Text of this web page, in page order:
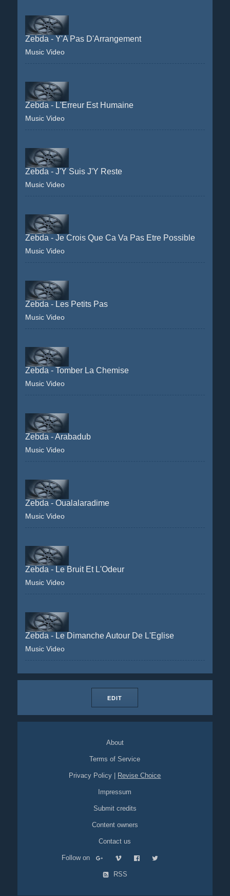
Zebda - Y'A Pas D'Arrangement
Music Video
Zebda - L'Erreur Est Humaine
Music Video
Zebda - J'Y Suis J'Y Reste
Music Video
Zebda - Je Crois Que Ca Va Pas Etre Possible
Music Video
Zebda - Les Petits Pas
Music Video
Zebda - Tomber La Chemise
Music Video
Zebda - Arabadub
Music Video
Zebda - Oualalaradime
Music Video
Zebda - Le Bruit Et L'Odeur
Music Video
Zebda - Le Dimanche Autour De L'Eglise
Music Video
EDIT
About
Terms of Service
Privacy Policy Revise Choice
Impressum
Submit credits
Content owners
Contact us
Follow on
RSS